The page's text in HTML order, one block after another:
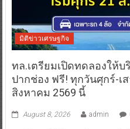
มิติข่าวเศรษฐกิจ
ทล.เตรียมเปิดทดลองให้บ
ปากช่อง ฟรี! ทุกวันศุกร์-เ
สิงหาคม 2569 นี้
August 8, 2026 admin